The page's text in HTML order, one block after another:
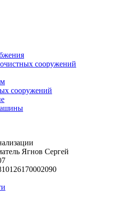
сооружений
сооружений
Ягнов Сергей